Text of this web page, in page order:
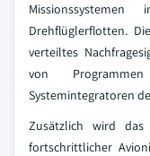
Drehflüglerflotten.
verteiltes
von
Systemintegratoren
Zusätzlich wird
fortschrittlicher